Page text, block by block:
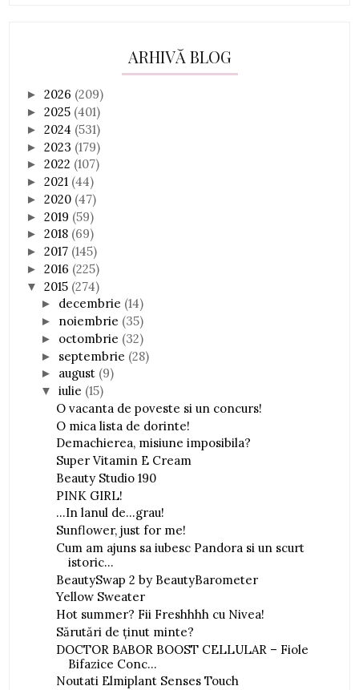
ARHIVĂ BLOG
►2026 (209)
►2025 (401)
►2024 (531)
►2023 (179)
►2022 (107)
►2021 (44)
►2020 (47)
►2019 (59)
►2018 (69)
►2017 (145)
►2016 (225)
▼2015 (274)
► decembrie (14)
► noiembrie (35)
► octombrie (32)
► septembrie (28)
► august (9)
▼iulie (15)
O vacanta de poveste si un concurs!
O mica lista de dorinte!
Demachierea, misiune imposibila?
Super Vitamin E Cream
Beauty Studio 190
PINK GIRL!
...In lanul de...grau!
Sunflower, just for me!
Cum am ajuns sa iubesc Pandora si un scurt
istoric...
BeautySwap 2 by BeautyBarometer
Yellow Sweater
Hot summer? Fii Freshhhh cu Nivea!
Sărutări de ținut minte?
DOCTOR BABOR BOOST CELLULAR – Fiole
Bifazice Conc...
Noutati Elmiplant Senses Touch